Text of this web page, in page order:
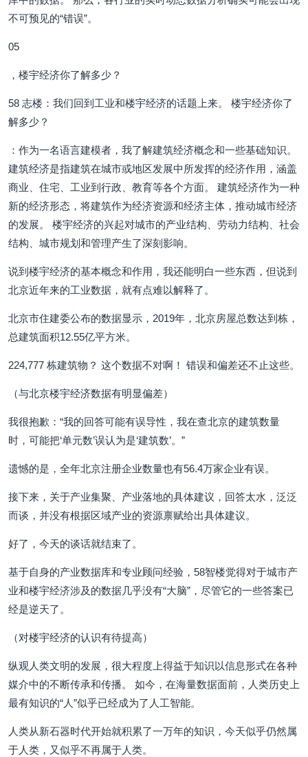
不可预见的“错误”。
05
，楼宇经济你了解多少？
58 志楼：我们回到工业和楼宇经济的话题上来。 楼宇经济你了
解多少？
：作为一名语言建模者，我了解建筑经济概念和一些基础知识。
建筑经济是指建筑在城市或地区发展中所发挥的经济作用，涵盖
商业、住宅、工业到行政、教育等各个方面。 建筑经济作为一种
新的经济形态，将建筑作为经济资源和经济主体，推动城市经济
的发展。 楼宇经济的兴起对城市的产业结构、劳动力结构、社会
结构、城市规划和管理产生了深刻影响。
说到楼宇经济的基本概念和作用，我还能明白一些东西，但说到
北京近年来的工业数据，就有点难以解释了。
北京市住建委公布的数据显示，2019年，北京房屋总数达到栋，
总建筑面积12.55亿平方米。
224,777 栋建筑物？ 这个数据不对啊！ 错误和偏差还不止这些。
（与北京楼宇经济数据有明显偏差）
我很抱歉：“我的回答可能有误导性，我在查北京的建筑数量
时，可能把‘单元数’误认为是‘建筑数’。”
遗憾的是，全年北京注册企业数量也有56.4万家企业有误。
接下来，关于产业集聚、产业落地的具体建议，回答太水，泛泛
而谈，并没有根据区域产业的资源禀赋给出具体建议。
好了，今天的谈话就结束了。
基于自身的产业数据库和专业顾问经验，58智楼觉得对于城市产
业和楼宇经济涉及的数据几乎没有“大脑”，尽管它的一些答案已
经是逆天了。
（对楼宇经济的认识有待提高）
纵观人类文明的发展，很大程度上得益于知识以信息形式在各种
媒介中的不断传承和传播。 如今，在海量数据面前，人类历史上
最有知识的“人”似乎已经成为了人工智能。
人类从新石器时代开始就积累了一万年的知识，今天似乎仍然属
于人类，又似乎不再属于人类。